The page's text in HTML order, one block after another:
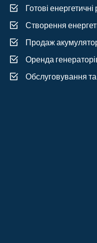
Готові
Створення
Продаж
Оренда
Обслуговування